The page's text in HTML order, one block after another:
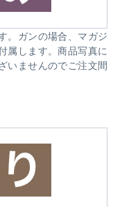
。ガンの場合、マガジ
属します。商品写真に
いませんのでご注文間